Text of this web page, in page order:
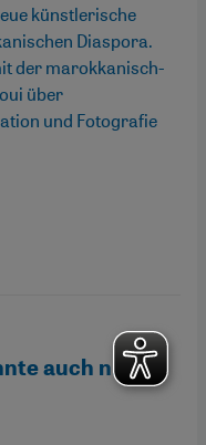
künstlerische
Diaspora.
der marokkanisch-
über
und Fotografie
auch nicht-